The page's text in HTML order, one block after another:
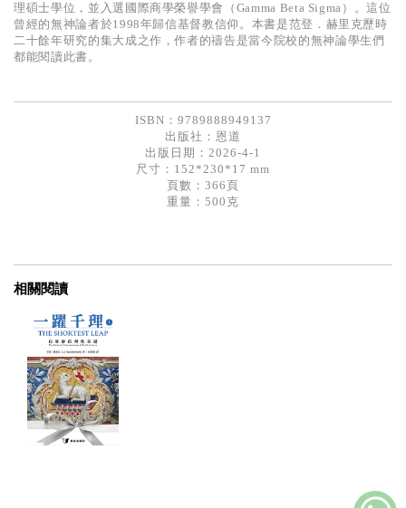
理碩士學位，並入選國際商學榮譽學會（Gamma Beta Sigma）。這位
曾經的無神論者於1998年歸信基督教信仰。本書是范登．赫里克歷時
二十餘年研究的集大成之作，作者的禱告是當今院校的無神論學生們
都能閱讀此書。
ISBN：9789888949137
出版社： 恩道
出版日期：2026-4-1
尺寸：152*230*17 mm
頁數：366頁
重量：500克
相關閱讀